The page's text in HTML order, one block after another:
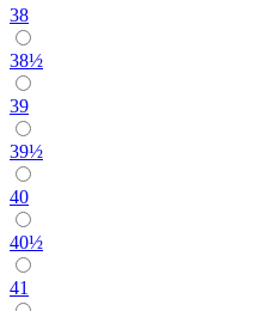
38
38½
39
39½
40
40½
41